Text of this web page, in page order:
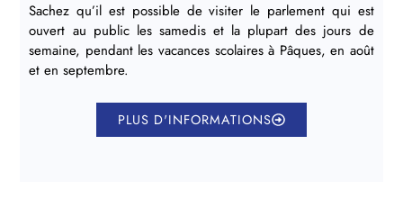
Sachez qu’il est possible de visiter le parlement qui est
ouvert au public les samedis et la plupart des jours de
semaine, pendant les vacances scolaires à Pâques, en août
et en septembre.
PLUS D'INFORMATIONS